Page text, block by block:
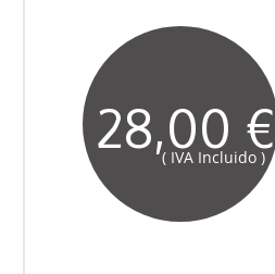
28,00 €
( IVA Incluido )